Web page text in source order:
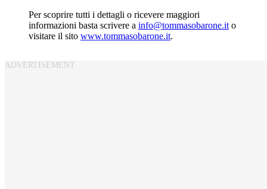
Per scoprire tutti i dettagli o ricevere maggiori
informazioni basta scrivere a info@tommasobarone.it o
visitare il sito www.tommasobarone.it.